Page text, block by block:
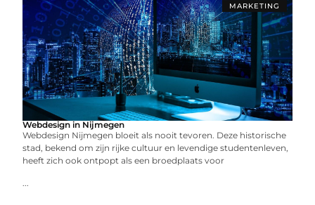
MARKETING
Webdesign in Nijmegen
Webdesign Nijmegen bloeit als nooit tevoren. Deze historische
stad, bekend om zijn rijke cultuur en levendige studentenleven,
heeft zich ook ontpopt als een broedplaats voor
...